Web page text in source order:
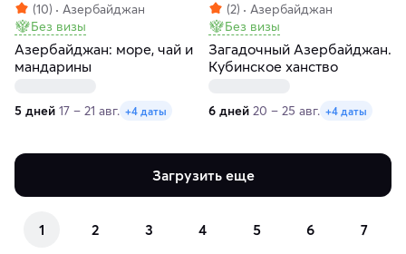
(10)
Азербайджан
Без визы
Азербайджан: море, чай и
мандарины
5 дней 17 – 21 авг. +4 даты
(2)
Азербайджан
Без визы
Загадочный Азербайджан.
Кубинское ханство
6 дней 20 – 25 авг. +4 даты
Загрузить еще
1 2 3 4 5 6 7